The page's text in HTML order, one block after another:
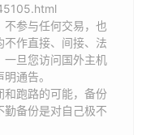
不参与任何交易，也
不作直接、间接、法
一旦您访问国外主机
通告。
和跑路的可能，备份
勤备份是对自己极不